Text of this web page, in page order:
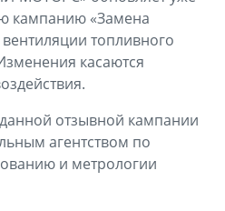
кампанию «Замена
топливного
касаются
отзывной кампании
агентством по
и метрологии